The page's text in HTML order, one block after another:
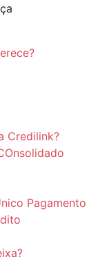
Credilink?
Pagamento